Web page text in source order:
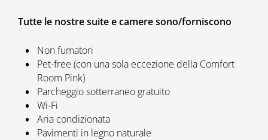
Tutte le nostre suite e camere sono/forniscono
Non fumatori
Pet-free (con una sola eccezione della Comfort
Room Pink)
Parcheggio sotterraneo gratuito
Wi-Fi
Aria condizionata
Pavimenti in legno naturale